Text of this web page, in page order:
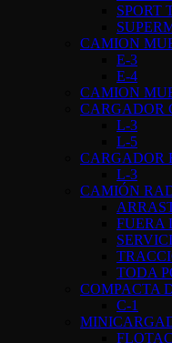
SPORT
CAMION
E-3
E-4
CAMION
CARGADOR
L-3
L-5
CARGADOR
L-3
CAMIÓN
FUERA
TODA
COMPACTA
C-1